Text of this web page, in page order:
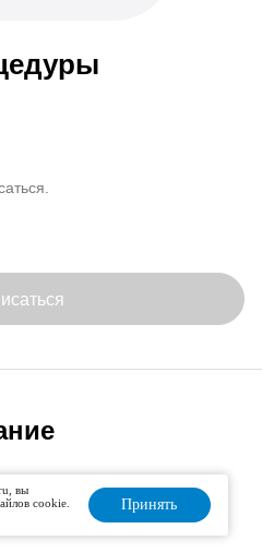
вы
cookie.
Принять